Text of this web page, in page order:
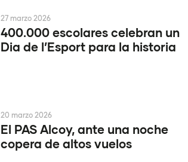
400.000 escolares celebran un
Dia de l’Esport para la historia
27 marzo 2026
El PAS Alcoy, ante una noche
copera de altos vuelos
20 marzo 2026